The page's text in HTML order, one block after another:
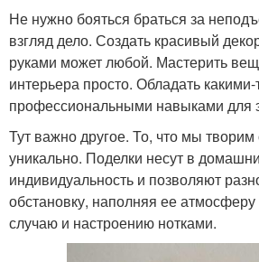
Не нужно бояться браться за
взгляд дело. Создать красивый
руками может любой. Мастерить
интерьера просто. Обладать
профессиональными навыками для
Тут важно другое. То, что мы
уникально. Поделки несут в
индивидуальность и позволяют
обстановку, наполняя ее
случаю и настроению нотками.